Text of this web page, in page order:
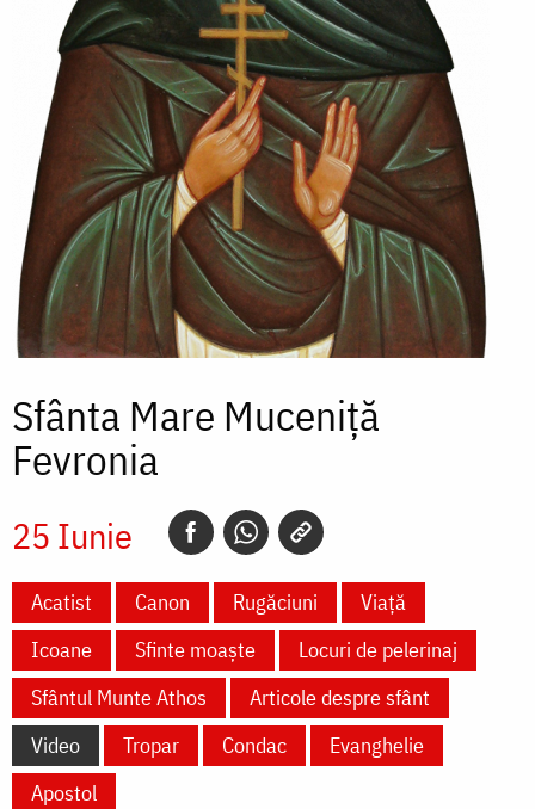
Sfânta Mare Muceniță
Fevronia
25 Iunie
Acatist Canon Rugăciuni
Viață
Icoane
Sfinte moaște
Locuri de pelerinaj
Sfântul Munte Athos
Articole despre sfânt
Video
Tropar Condac
Evanghelie
Apostol